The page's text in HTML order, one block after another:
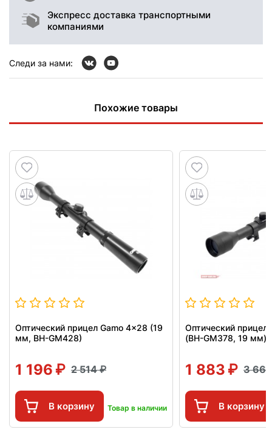
Экспресс доставка транспортными
компаниями
Следи за нами:
Похожие товары
Оптический прицел Gamo 4x28 (19
мм, BH-GM428)
1 196 2 514
В корзину Товар в наличии
Оптический прицел
(BH-GM378, 19 мм)
1 883 3
В корзину